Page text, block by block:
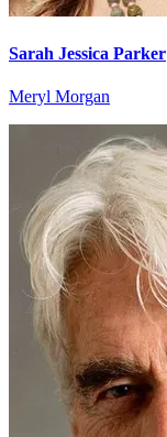
Sarah Jessica Parker
Meryl Morgan